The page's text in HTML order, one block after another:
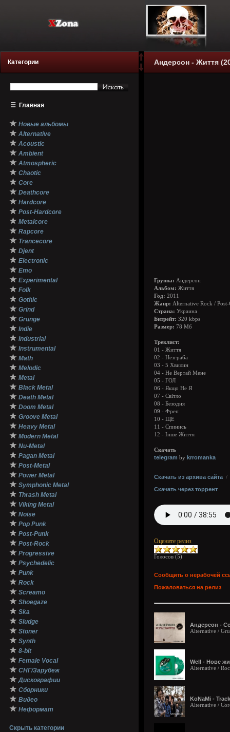
Категории
☰ Главная
★ Новые альбомы
★ Alternative
★ Acoustic
★ Ambient
★ Atmospheric
★ Chaotic
★ Core
★ Deathcore
★ Hardcore
★ Post-Hardcore
★ Metalcore
★ Rapcore
★ Trancecore
★ Djent
★ Electronic
★ Emo
★ Experimental
★ Folk
★ Gothic
★ Grind
★ Grunge
★ Indie
★ Industrial
★ Instrumental
★ Math
★ Melodic
★ Metal
★ Black Metal
★ Death Metal
★ Doom Metal
★ Groove Metal
★ Heavy Metal
★ Modern Metal
★ Nu-Metal
★ Pagan Metal
★ Post-Metal
★ Power Metal
★ Symphonic Metal
★ Thrash Metal
★ Viking Metal
★ Noise
★ Pop Punk
★ Post-Punk
★ Post-Rock
★ Progressive
★ Psychedelic
★ Punk
★ Rock
★ Screamo
★ Shoegaze
★ Ska
★ Sludge
★ Stoner
★ Synth
★ 8-bit
★ Female Vocal
★ СНГ/Зарубеж
★ Дискографии
★ Сборники
★ Видео
★ Неформат
Скрыть категории
Андерсон - Життя
Группа: Андерсон
Альбом: Життя
Год: 2011
Жанр: Alternative Rock /
Страна: Украина
Битрейт: 320 kbps
Размер: 78 Мб
Треклист:
01 - Життя
02 - Незграба
03 - 5 Хвилин
04 - Не Вертай Мене
05 - ГОЛ
06 - Якщо Не Я
07 - Світло
08 - Безодня
09 - Фреп
10 - ЩЕ
11 - Спинись
12 - Інше Життя
Скачать
telegram by krromanka
Скачать из архива сайта /
Скачать через торрент
Оцените релиз
Голосов (5)
Сообщить о нерабочей
Пожаловаться на релиз
Андерсон -
Alternative /
Well - Нове
Alternative /
KoNaMi -
Alternative /